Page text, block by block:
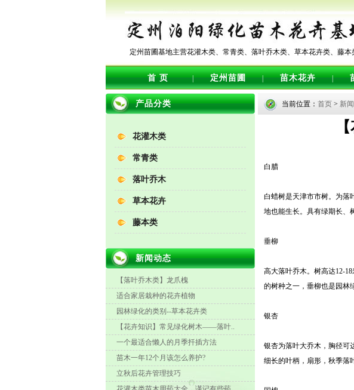
定州苗圃基地主营花灌木类、常青类、落叶乔木类、草本花卉类、藤本
首 页 | 定州苗圃 | 苗木花卉 |
产品分类
花灌木类
常青类
落叶乔木
草本花卉
藤本类
新闻动态
【落叶乔木类】龙爪槐
适合家居栽种的花卉植物
园林绿化的类别--草本花卉类
【花卉知识】常见绿化树木——落叶..
一个最适合懒人的月季扦插方法
苗木一年12个月该怎么养护?
立秋后花卉管理技巧
当前位置： 首页 > 新
白腊
白蜡树是天津市市树。为落
地也能生长。具有绿期长、
垂柳
高大落叶乔木。树高达12-
的树种之一，垂柳也是园林
银杏
银杏为落叶大乔木，胸径可
细长的叶柄，扇形，秋季落